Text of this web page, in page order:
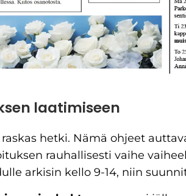
laatimiseen
hetki. Nämä ohjeet
rauhallisesti vaihe
arkisin kello 9-14, niin